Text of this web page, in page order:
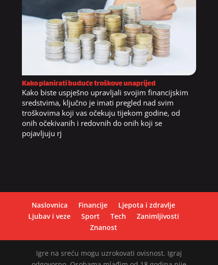
Kako planirati buduće troškove unaprijed
Kako biste uspješno upravljali svojim financijskim
sredstvima, ključno je imati pregled nad svim
troškovima koji vas očekuju tijekom godine, od
onih očekivanih i redovnih do onih koji se
pojavljuju rj
Naslovnica Financije
Ljepota i zdravlje
Ljubav i veze
Sport Tech
Zanimljivosti
Znanost
Igre na sreću mogu uzrokovati ovisnost. Igraj